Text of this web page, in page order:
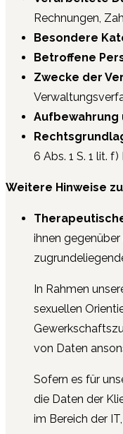
Rechnungen,
Besondere
Betroffene
Zwecke der
Aufbewahrung
6 Abs. 1 S. 1 lit. f)
Weitere Hinweise
ihnen
In Rahmen
sexuellen
von Daten
Sofern es für
die Daten der
im Bereich der